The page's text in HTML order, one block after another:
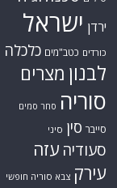
ירדן ישראל
כורדים כטב"מים כלכלה
לבנון מצרים
סוריה סחר סמים
סייבר סין סיני
סעודיה עזה
עירק צבא סוריה חופשי